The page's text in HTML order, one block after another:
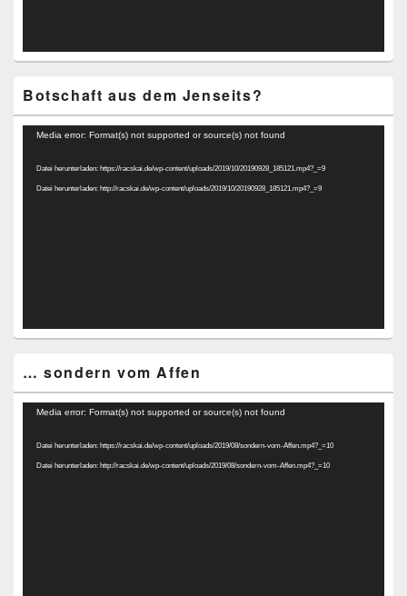
Botschaft aus dem Jenseits?
Video-
Media error: Format(s) not supported or source(s) not found
Datei herunterladen: https://racskai.de/wp-content/uploads/2019/10/20190928_185121.mp4?_=9
Datei herunterladen: http://racskai.de/wp-content/uploads/2019/10/20190928_185121.mp4?_=9
… sondern vom Affen
Video-
Media error: Format(s) not supported or source(s) not found
Datei herunterladen: https://racskai.de/wp-content/uploads/2019/08/sondern-vom-Affen.mp4?_=10
Datei herunterladen: http://racskai.de/wp-content/uploads/2019/08/sondern-vom-Affen.mp4?_=10